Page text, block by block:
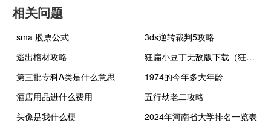
相关问题
sma 股票公式
3ds逆转裁判5攻略
逃出棺材攻略
狂扁小豆丁无敌版下载（狂扁小豆丁无敌版）
第三批专科A类是什么意思
1974的今年多大年龄
酒店用品进什么费用
五行劫老二攻略
头像是我什么梗
2024年河南省大学排名一览表